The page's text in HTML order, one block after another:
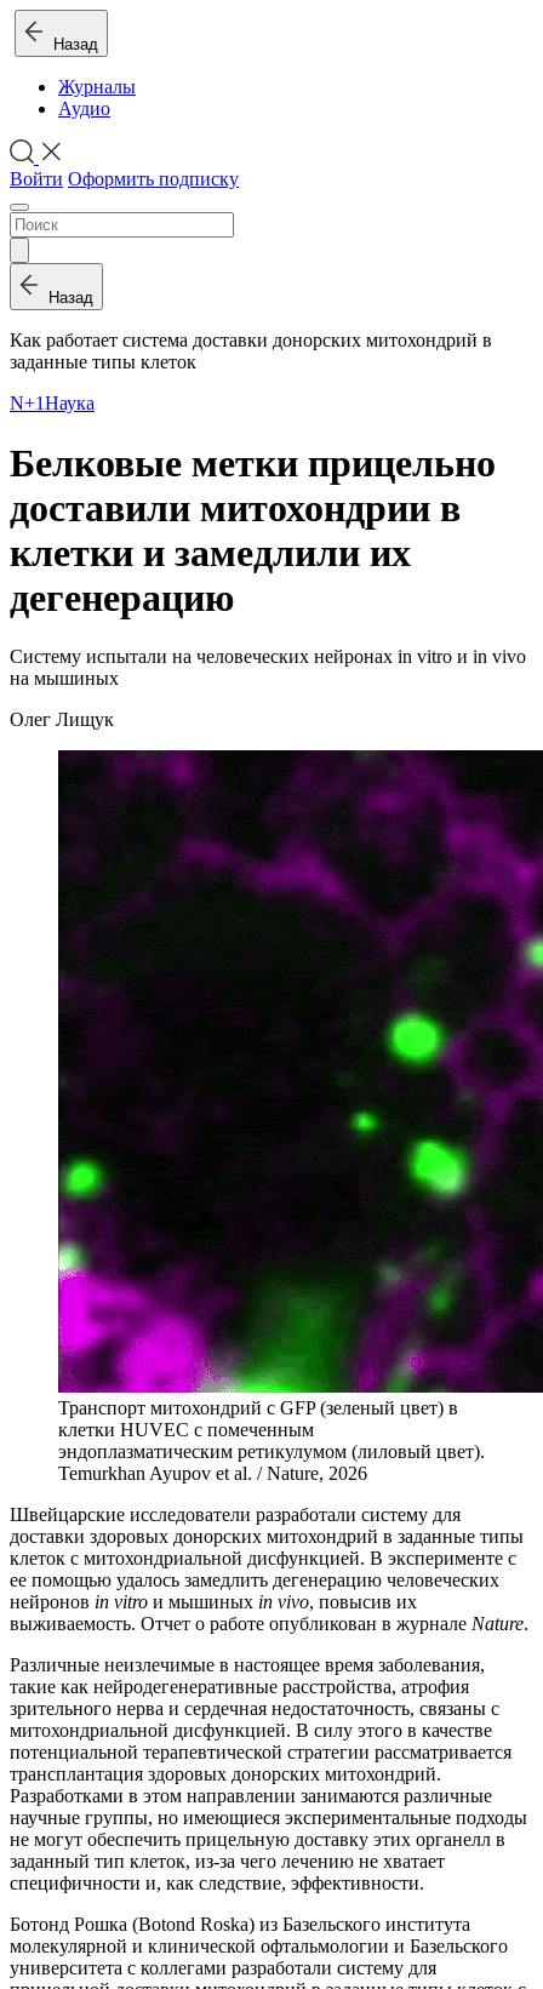
Назад
Журналы
Аудио
Войти Оформить подписку
Назад
Как работает система доставки донорских митохондрий в
заданные типы клеток
N+1Наука
Белковые метки прицельно
доставили митохондрии в
клетки и замедлили их
дегенерацию
Систему испытали на человеческих нейронах in vitro и in vivo
на мышиных
Олег Лищук
Транспорт митохондрий с GFP (зеленый цвет) в
клетки HUVEC с помеченным
эндоплазматическим ретикулумом (лиловый цвет).
Temurkhan Ayupov et al. / Nature, 2026
Швейцарские исследователи разработали систему для
доставки здоровых донорских митохондрий в заданные типы
клеток с митохондриальной дисфункцией. В эксперименте с
ее помощью удалось замедлить дегенерацию человеческих
нейронов in vitro и мышиных in vivo, повысив их
выживаемость. Отчет о работе опубликован в журнале Nature.
Различные неизлечимые в настоящее время заболевания,
такие как нейродегенеративные расстройства, атрофия
зрительного нерва и сердечная недостаточность, связаны с
митохондриальной дисфункцией. В силу этого в качестве
потенциальной терапевтической стратегии рассматривается
трансплантация здоровых донорских митохондрий.
Разработками в этом направлении занимаются различные
научные группы, но имеющиеся экспериментальные подходы
не могут обеспечить прицельную доставку этих органелл в
заданный тип клеток, из-за чего лечению не хватает
специфичности и, как следствие, эффективности.
Ботонд Рошка (Botond Roska) из Базельского института
молекулярной и клинической офтальмологии и Базельского
университета с коллегами разработали систему для